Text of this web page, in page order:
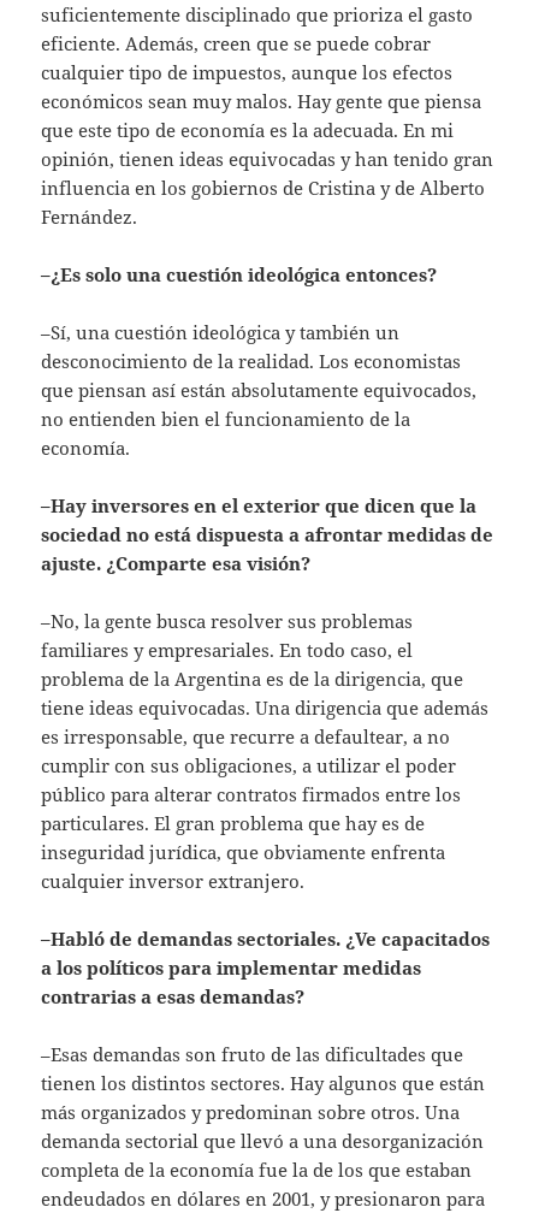
suficientemente disciplinado que prioriza el gasto
eficiente. Además, creen que se puede cobrar
cualquier tipo de impuestos, aunque los efectos
económicos sean muy malos. Hay gente que piensa
que este tipo de economía es la adecuada. En mi
opinión, tienen ideas equivocadas y han tenido gran
influencia en los gobiernos de Cristina y de Alberto
Fernández.
–¿Es solo una cuestión ideológica entonces?
–Sí, una cuestión ideológica y también un
desconocimiento de la realidad. Los economistas
que piensan así están absolutamente equivocados,
no entienden bien el funcionamiento de la
economía.
–Hay inversores en el exterior que dicen que la
sociedad no está dispuesta a afrontar medidas de
ajuste. ¿Comparte esa visión?
–No, la gente busca resolver sus problemas
familiares y empresariales. En todo caso, el
problema de la Argentina es de la dirigencia, que
tiene ideas equivocadas. Una dirigencia que además
es irresponsable, que recurre a defaultear, a no
cumplir con sus obligaciones, a utilizar el poder
público para alterar contratos firmados entre los
particulares. El gran problema que hay es de
inseguridad jurídica, que obviamente enfrenta
cualquier inversor extranjero.
–Habló de demandas sectoriales. ¿Ve capacitados
a los políticos para implementar medidas
contrarias a esas demandas?
–Esas demandas son fruto de las dificultades que
tienen los distintos sectores. Hay algunos que están
más organizados y predominan sobre otros. Una
demanda sectorial que llevó a una desorganización
completa de la economía fue la de los que estaban
endeudados en dólares en 2001, y presionaron para